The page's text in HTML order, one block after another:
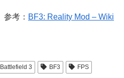
参考： BF3: Reality Mod – Wiki
Battlefield 3 BF3
FPS